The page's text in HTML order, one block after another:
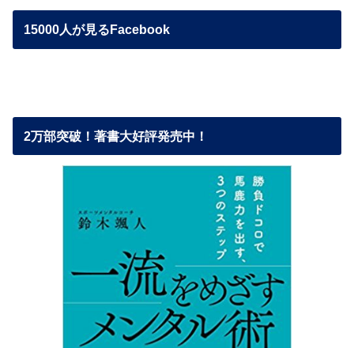
15000人が見るFacebook
2万部突破！著書大好評発売中！